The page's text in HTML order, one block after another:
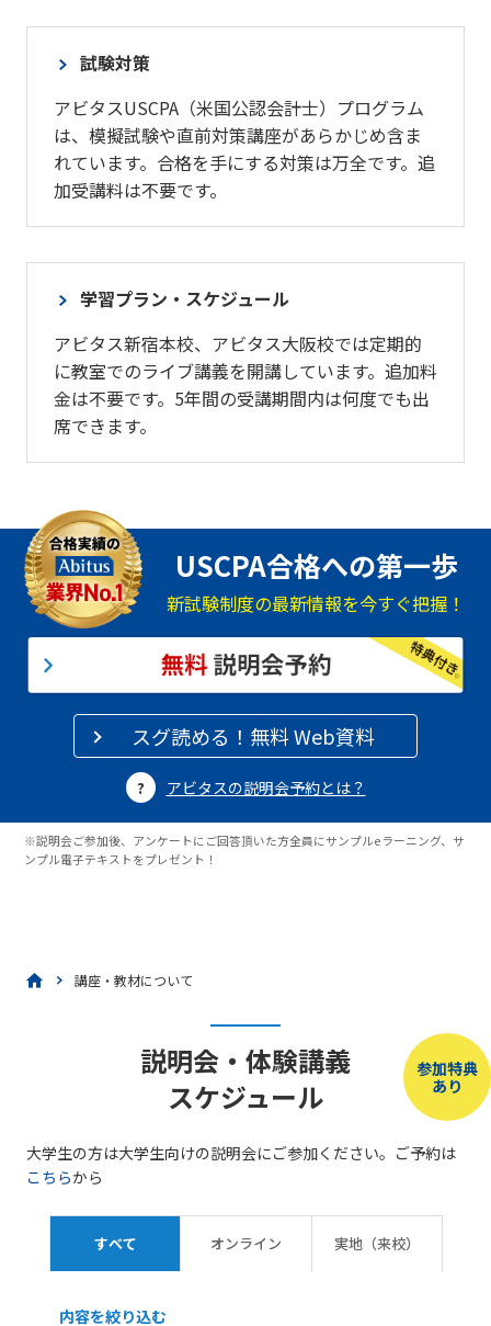
試験対策
アビタスUSCPA（米国公認会計士）プログラム
は、模擬試験や直前対策講座があらかじめ含ま
れています。合格を手にする対策は万全です。追
加受講料は不要です。
学習プラン・スケジュール
アビタス新宿本校、アビタス大阪校では定期的
に教室でのライブ講義を開講しています。追加料
金は不要です。5年間の受講期間内は何度でも出
席できます。
USCPA合格への第一歩
新試験制度の最新情報を今すぐ把握！
スグ読める！無料 Web資料
アビタスの説明会予約とは？
※説明会ご参加後、アンケートにご回答頂いた方全員にサンプルeラーニング、サ
ンプル電子テキストをプレゼント！
講座・教材について
参加特典
あり
説明会・体験講義
スケジュール
大学生の方は大学生向けの説明会にご参加ください。ご予約は
こちらから
すべて オンライン 実地（来校）
内容を絞り込む